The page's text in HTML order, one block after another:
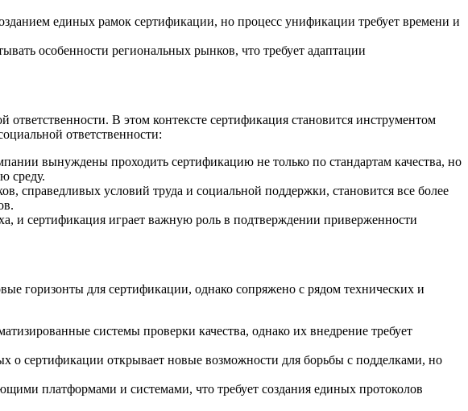
единых рамок сертификации, но процесс унификации требует времени и
особенности региональных рынков, что требует адаптации
В этом контексте сертификация становится инструментом
ответственности:
вынуждены проходить сертификацию не только по стандартам качества, но
среду.
справедливых условий труда и социальной поддержки, становится все более
и сертификация играет важную роль в подтверждении приверженности
горизонты для сертификации, однако сопряжено с рядом технических и
системы проверки качества, однако их внедрение требует
о сертификации открывает новые возможности для борьбы с подделками, но
платформами и системами, что требует создания единых протоколов